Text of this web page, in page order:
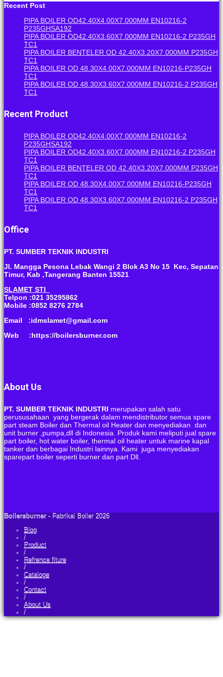
Recent Post
PIPA BOILER OD42.40X4.00X7.000MM EN10216-2
P235GHSA192
PIPA BOILER OD42.40X3.60X7.000MM EN10216-2 P235GH
TC1
PIPA BOILER BENTELER OD 42.40X3.20X7.000MM P235GH
TC1
PIPA BOILER OD 48.30X4.00X7.000MM EN10216-P235GH
TC1
PIPA BOILER OD 48.30X3.60X7.000MM EN10216-2 P235GH
TC1
Recent Product
PIPA BOILER OD42.40X4.00X7.000MM EN10216-2
P235GHSA192
PIPA BOILER OD42.40X3.60X7.000MM EN10216-2 P235GH
TC1
PIPA BOILER BENTELER OD 42.40X3.20X7.000MM P235GH
TC1
PIPA BOILER OD 48.30X4.00X7.000MM EN10216-P235GH
TC1
PIPA BOILER OD 48.30X3.60X7.000MM EN10216-2 P235GH
TC1
Office
PT. SUMBER TEKNIK INDUSTRI
Jl. Mangga Pesona Lebak Wangi 2 Blok A3 No 15 Kec, Sepatan
Timur, Kab ,Tangerang Banten 15521
SLAMET STI
Telpon :021 35295862
Mobile :0852 8276 2784
Email :idmslamet@gmail.com
Web :https://boilersburner.com
About Us
PT. SUMBER TEKNIK INDUSTRI merupakan salah satu
perususahaan yang bergerak dalam mendistributor semua spare
part steam Boiler dan Thermal oil Heater dan menyediakan dan
unit burner ,pumpa,dll di Indonesia. Produk kami meliputi jual spare
part boiler, hot water boiler, thermal oil heater untuk marine kapal
tanker dan berbagai Industri lainnya. Kami juga menyediakan
sparepart boiler seperti burner dan part Dll.
Boilersburner - Fabrikai Boiler 2026
Blog
/
Product
/
Refrence fiture
/
Cataloge
/
Contact
/
About Us
/